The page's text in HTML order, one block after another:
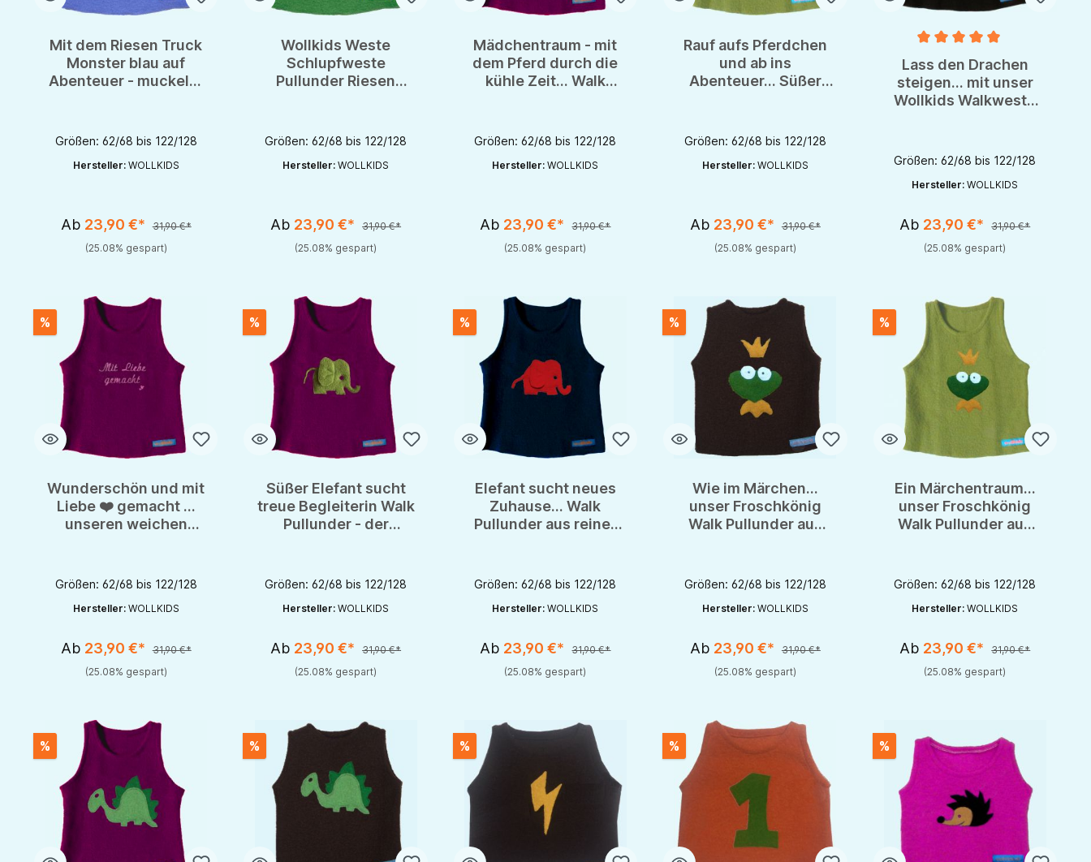
Mit dem Riesen Truck
Monster blau auf
Abenteuer - muckelig
Größen: 62/68 bis 122/128
Hersteller: WOLLKIDS
Ab 23,90 €*
31,90 €*
(25.08% gespart)
Wollkids Weste
Schlupfweste
Pullunder Riesen
Größen: 62/68 bis 122/128
Hersteller:WOLLKIDS
Ab 23,90 €*
31,90 €*
(25.08% gespart)
Mädchentraum - mit
dem Pferd durch die
kühle Zeit... Walk
Größen: 62/68 bis 122/128
Hersteller:WOLLKIDS
Ab 23,90 €*
31,90 €*
(25.08% gespart)
Rauf aufs Pferdchen
und ab ins
Abenteuer... Süßer
Größen: 62/68 bis 122/128
Hersteller: WOLLKIDS
Ab 23,90 €*
31,90 €*
(25.08% gespart)
Durchschnittliche Bewertung
Lass den Drachen
steigen... mit unser
Wollkids Walkweste
Größen: 62/68 bis 122/128
Hersteller:WOLLKIDS
Ab 23,90 €*
31,90 €*
(25.08% gespart)
%
Wunderschön und mit
Liebe ❤️ gemacht ...
unseren weichen
Größen: 62/68 bis 122/128
Hersteller: WOLLKIDS
Ab 23,90 €*
31,90 €*
(25.08% gespart)
%
Süßer Elefant sucht
treue Begleiterin Walk
Pullunder - der
Größen: 62/68 bis 122/128
Hersteller:WOLLKIDS
Ab 23,90 €*
31,90 €*
(25.08% gespart)
%
Elefant sucht neues
Zuhause... Walk
Pullunder aus reiner
Größen: 62/68 bis 122/128
Hersteller:WOLLKIDS
Ab 23,90 €*
31,90 €*
(25.08% gespart)
%
Wie im Märchen...
unser Froschkönig
Walk Pullunder aus
Größen: 62/68 bis 122/128
Hersteller: WOLLKIDS
Ab 23,90 €*
31,90 €*
(25.08% gespart)
%
Ein Märchentraum...
unser Froschkönig
Walk Pullunder aus
Größen: 62/68 bis 122/128
Hersteller:WOLLKIDS
Ab 23,90 €*
31,90 €*
(25.08% gespart)
% % % % %